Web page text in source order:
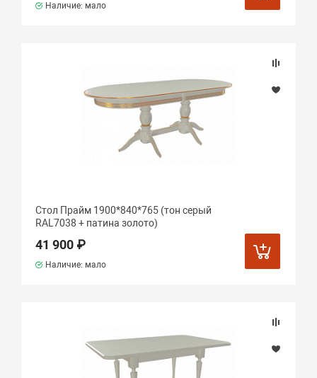
Наличие: мало
Стол Прайм 1900*840*765 (тон серый
RAL7038 + патина золото)
41 900 ₽
Наличие: мало